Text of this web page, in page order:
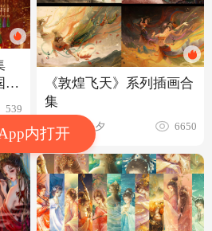
内打开
传
539
《敦煌飞天》系列插画合
集
不闻今夕 6650